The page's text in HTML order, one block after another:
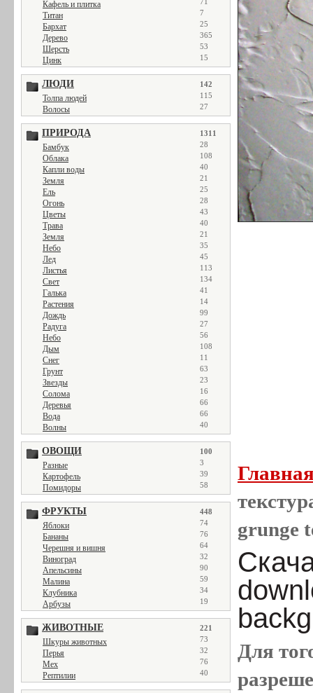
Кафель и плитка
Титан 7
Бархат 25
Дерево 365
Шерсть 53
Цинк 15
ЛЮДИ 142
Толпа людей 115
Волосы 27
ПРИРОДА 1311
Бамбук 28
Облака 108
Капли воды 40
Земля 21
Ель 25
Огонь 28
Цветы 43
Трава 40
Земля 21
Небо 35
Лед 45
Листья 113
Свет 134
Галька 41
Растения 14
Дождь 99
Радуга 27
Небо 56
Дым 108
Снег 11
Грунт 63
Звезды 23
Солома 16
Деревья 66
Вода 66
Волны 40
ОВОЩИ 100
Разные 3
Картофель 39
Помидоры 58
ФРУКТЫ 448
Яблоки 74
Бананы 76
Черешня и вишня 64
Виноград 32
Апельсины 90
Малина 59
Клубника 34
Арбузы 19
ЖИВОТНЫЕ 221
Шкуры животных 73
Перья 32
Мех 76
Рептилии 40
grunge
Для